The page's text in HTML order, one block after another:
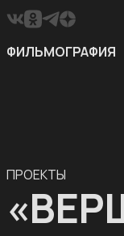
ФИЛЬМОГРАФИЯ
ПРОЕКТЫ